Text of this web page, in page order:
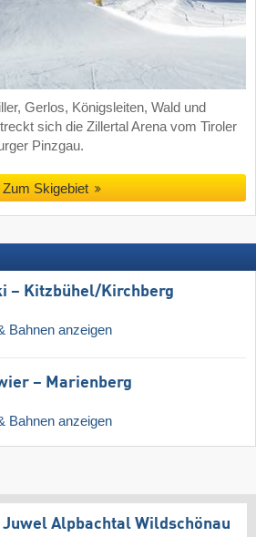
Gerlos, Königsleiten, Wald und
sich die Zillertal Arena vom Tiroler
Pinzgau.
Zum Skigebiet
– Kitzbühel/​Kirchberg
Bahnen anzeigen
– Marienberg
Bahnen anzeigen
Juwel Alpbachtal Wildschönau